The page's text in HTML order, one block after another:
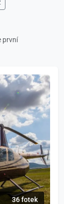
první
36 fotek